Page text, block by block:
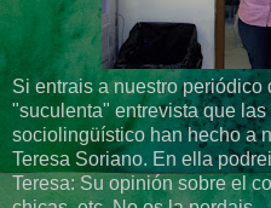
Si entrais a nuestro periódico
"suculenta" entrevista que
sociolingüístico han hecho a
Teresa Soriano. En ella
Teresa: Su opinión sobre el